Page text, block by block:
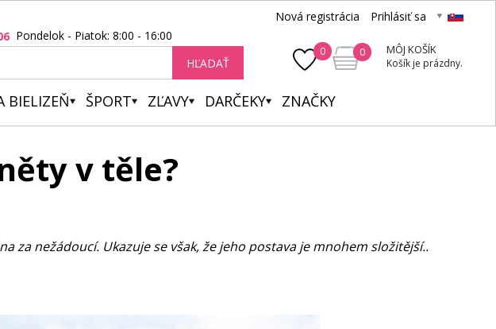
Nová registrácia Prihlásiť sa
0 0 MÔJ KOŠÍK
Košík je prázdny.
Pondelok - Piatok: 8:00 - 16:00
HĽADAŤ
BIELIZEŇ ŠPORT ZĽAVY DARČEKY ZNAČKY
v těle?
nežádoucí. Ukazuje se však, že jeho postava je mnohem složitější..